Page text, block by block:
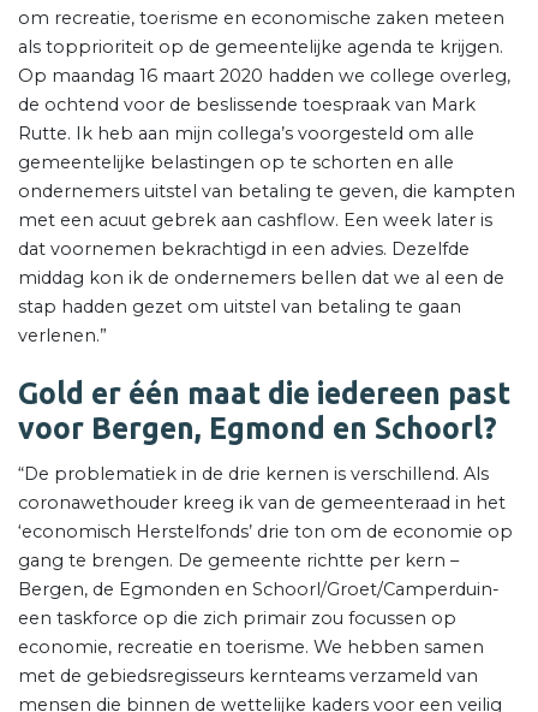
om recreatie, toerisme en economische zaken meteen
als topprioriteit op de gemeentelijke agenda te krijgen.
Op maandag 16 maart 2020 hadden we college overleg,
de ochtend voor de beslissende toespraak van Mark
Rutte. Ik heb aan mijn collega’s voorgesteld om alle
gemeentelijke belastingen op te schorten en alle
ondernemers uitstel van betaling te geven, die kampten
met een acuut gebrek aan cashflow. Een week later is
dat voornemen bekrachtigd in een advies. Dezelfde
middag kon ik de ondernemers bellen dat we al een de
stap hadden gezet om uitstel van betaling te gaan
verlenen.”
Gold er één maat die iedereen past
voor Bergen, Egmond en Schoorl?
“De problematiek in de drie kernen is verschillend. Als
coronawethouder kreeg ik van de gemeenteraad in het
‘economisch Herstelfonds’ drie ton om de economie op
gang te brengen. De gemeente richtte per kern –
Bergen, de Egmonden en Schoorl/Groet/Camperduin-
een taskforce op die zich primair zou focussen op
economie, recreatie en toerisme. We hebben samen
met de gebiedsregisseurs kernteams verzameld van
mensen die binnen de wettelijke kaders voor een veilig